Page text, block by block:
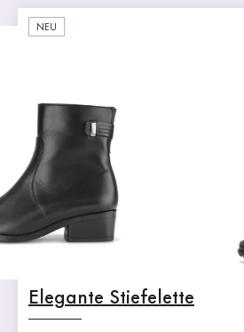
NEU
Elegante Stiefelette